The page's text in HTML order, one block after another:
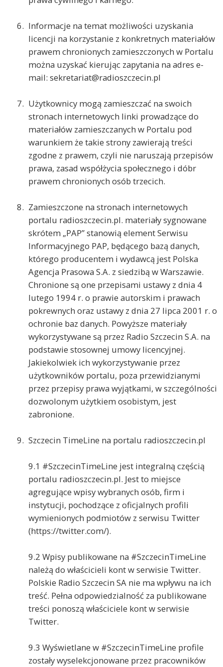
Informacje na temat możliwości uzyskania
licencji na korzystanie z konkretnych materiałów
prawem chronionych zamieszczonych w Portalu
można uzyskać kierując zapytania na adres e-
mail: sekretariat@radioszczecin.pl
Użytkownicy mogą zamieszczać na swoich
stronach internetowych linki prowadzące do
materiałów zamieszczanych w Portalu pod
warunkiem że takie strony zawierają treści
zgodne z prawem, czyli nie naruszają przepisów
prawa, zasad współżycia społecznego i dóbr
prawem chronionych osób trzecich.
Zamieszczone na stronach internetowych
portalu radioszczecin.pl. materiały sygnowane
skrótem „PAP” stanowią element Serwisu
Informacyjnego PAP, będącego bazą danych,
którego producentem i wydawcą jest Polska
Agencja Prasowa S.A. z siedzibą w Warszawie.
Chronione są one przepisami ustawy z dnia 4
lutego 1994 r. o prawie autorskim i prawach
pokrewnych oraz ustawy z dnia 27 lipca 2001 r. o
ochronie baz danych. Powyższe materiały
wykorzystywane są przez Radio Szczecin S.A. na
podstawie stosownej umowy licencyjnej.
Jakiekolwiek ich wykorzystywanie przez
użytkowników portalu, poza przewidzianymi
przez przepisy prawa wyjątkami, w szczególności
dozwolonym użytkiem osobistym, jest
zabronione.
Szczecin TimeLine na portalu radioszczecin.pl
9.1 #SzczecinTimeLine jest integralną częścią
portalu radioszczecin.pl. Jest to miejsce
agregujące wpisy wybranych osób, firm i
instytucji, pochodzące z oficjalnych profili
wymienionych podmiotów z serwisu Twitter
(https://twitter.com/).
9.2 Wpisy publikowane na #SzczecinTimeLine
należą do właścicieli kont w serwisie Twitter.
Polskie Radio Szczecin SA nie ma wpływu na ich
treść. Pełna odpowiedzialność za publikowane
treści ponoszą właściciele kont w serwisie
Twitter.
9.3 Wyświetlane w #SzczecinTimeLine profile
zostały wyselekcjonowane przez pracowników